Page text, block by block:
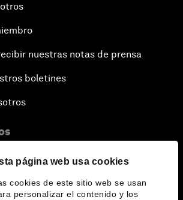
página web usa cookies
cookies de este sitio web se usan
personalizar el contenido y los
nuestras notas de prensa
boletines
el Foro